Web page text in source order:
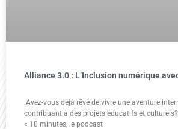
Alliance 3.0 : L’Inclusion numérique
.Avez-vous déjà rêvé de vivre une aventure
contribuant à des projets éducatifs et
« 10 minutes, le podcast